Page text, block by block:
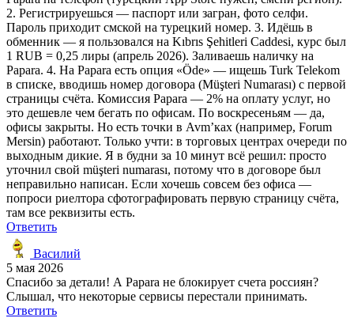
2. Регистрируешься — паспорт или загран, фото селфи.
Пароль приходит смской на турецкий номер. 3. Идёшь в
обменник — я пользовался на Kıbrıs Şehitleri Caddesi, курс был
1 RUB = 0,25 лиры (апрель 2026). Заливаешь наличку на
Papara. 4. На Papara есть опция «Öde» — ищешь Turk Telekom
в списке, вводишь номер договора (Müşteri Numarası) с первой
страницы счёта. Комиссия Papara — 2% на оплату услуг, но
это дешевле чем бегать по офисам. По воскресеньям — да,
офисы закрыты. Но есть точки в Avm’ках (например, Forum
Mersin) работают. Только учти: в торговых центрах очереди по
выходным дикие. Я в будни за 10 минут всё решил: просто
уточнил свой müşteri numarası, потому что в договоре был
неправильно написан. Если хочешь совсем без офиса —
попроси риелтора сфотографировать первую страницу счёта,
там все реквизиты есть.
Ответить
Василий
5 мая 2026
Спасибо за детали! А Papara не блокирует счета россиян?
Слышал, что некоторые сервисы перестали принимать.
Ответить